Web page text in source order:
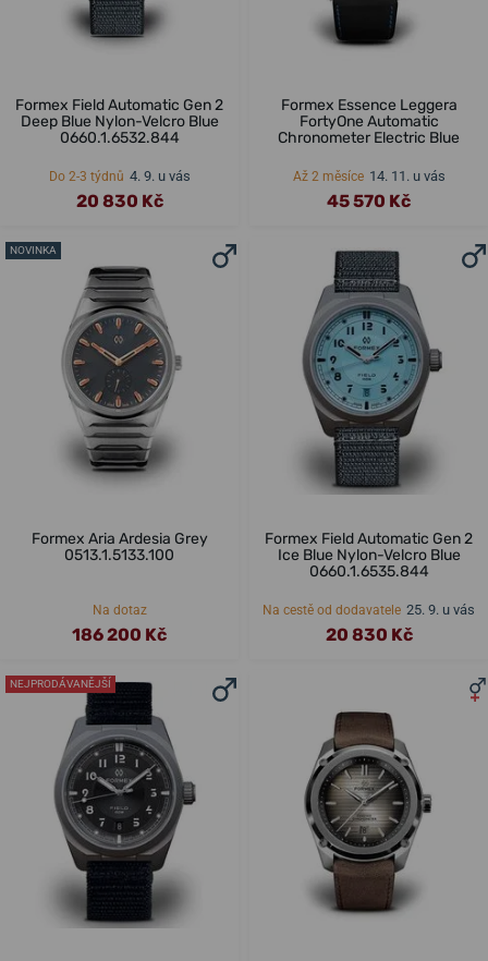
Formex Field Automatic Gen 2
Deep Blue Nylon-Velcro Blue
0660.1.6532.844
Do 2-3 týdnů 4. 9. u vás
20 830 Kč
Formex Essence Leggera
FortyOne Automatic
Chronometer Electric Blue
Až 2 měsíce 14. 11. u vás
45 570 Kč
NOVINKA
Formex Aria Ardesia Grey
0513.1.5133.100
Na dotaz
186 200 Kč
Formex Field Automatic Gen 2
Ice Blue Nylon-Velcro Blue
0660.1.6535.844
Na cestě od dodavatele 25. 9. u vás
20 830 Kč
NEJPRODÁVANĚJŠÍ